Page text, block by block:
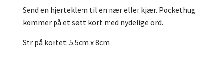
Send en hjerteklem til en nær eller kjær. Pockethug
kommer på et søtt kort med nydelige ord.
Str på kortet: 5.5cm x 8cm